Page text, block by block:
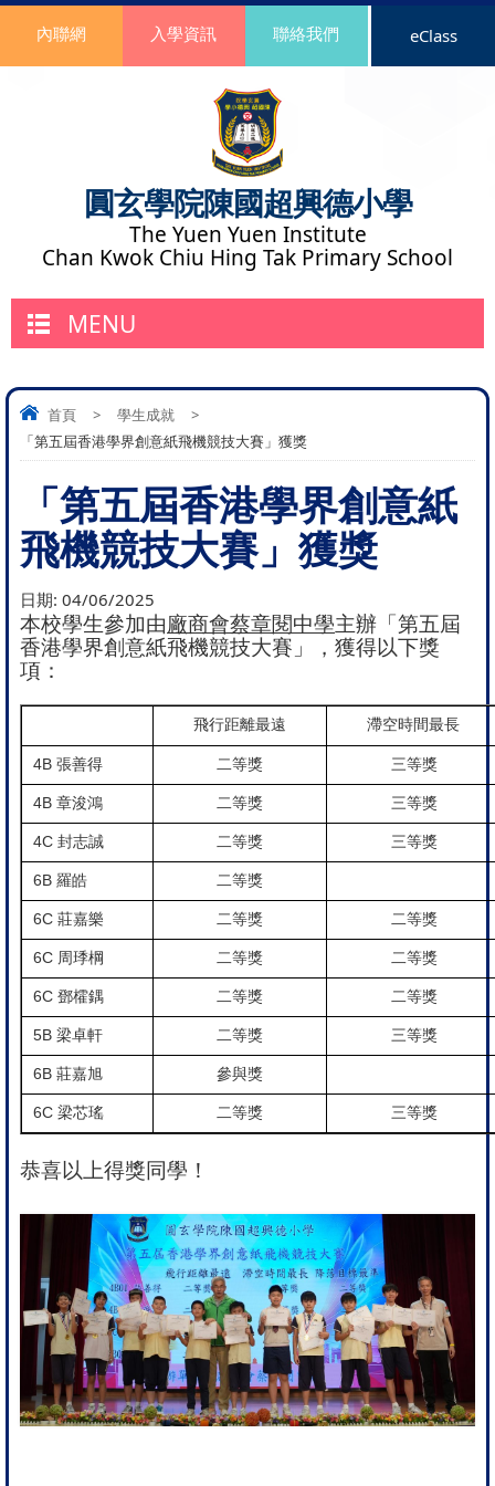
圓玄學院陳國超興德小學
The Yuen Yuen Institute
Chan Kwok Chiu Hing Tak Primary School
內聯網 入學資訊 聯絡我們 eClass
MENU
首頁 > 學生成就
>
「第五屆香港學界創意紙飛機競技大賽」獲獎
「第五屆香港學界創意紙
飛機競技大賽」獲獎
日期: 04/06/2025
本校學生參加由廠商會蔡章閱中學主辦「第五屆
香港學界創意紙飛機競技大賽」，獲得以下獎
項：
飛行距離最遠 滯空時間最長
4B張善得 二等獎 三等獎
4B章浚鴻 二等獎 三等獎
4C封志誠 二等獎 三等獎
6B羅皓 二等獎
6C莊嘉樂 二等獎 二等獎
6C 周㻑棡 二等獎 二等獎
6C鄧㰌鍝 二等獎 二等獎
5B梁卓軒 二等獎 三等獎
6B莊嘉旭 參與獎
6C梁芯瑤 二等獎 三等獎
恭喜以上得獎同學！